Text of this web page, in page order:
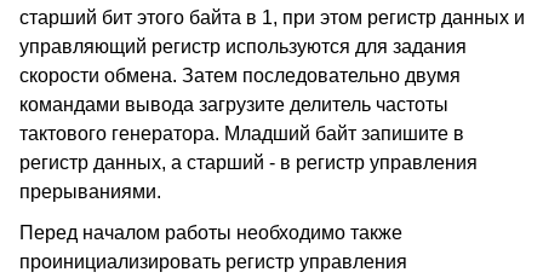
старший бит этого байта в 1, при этом регистр данных и
управляющий регистр используются для задания
скорости обмена. Затем последовательно двумя
командами вывода загрузите делитель частоты
тактового генератора. Младший байт запишите в
регистр данных, а старший - в регистр управления
прерываниями.
Перед началом работы необходимо также
проинициализировать регистр управления